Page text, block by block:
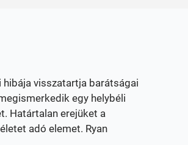
visszatartja barátságai
egy helybéli
Határtalan erejüket a
adó elemet. Ryan